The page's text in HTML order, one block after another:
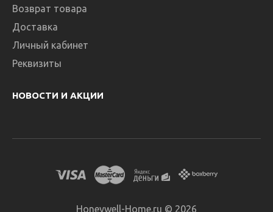
Возврат товара
Доставка
Личный кабинет
Реквизиты
НОВОСТИ И АКЦИИ
Honeywell-Home.ru © 2026